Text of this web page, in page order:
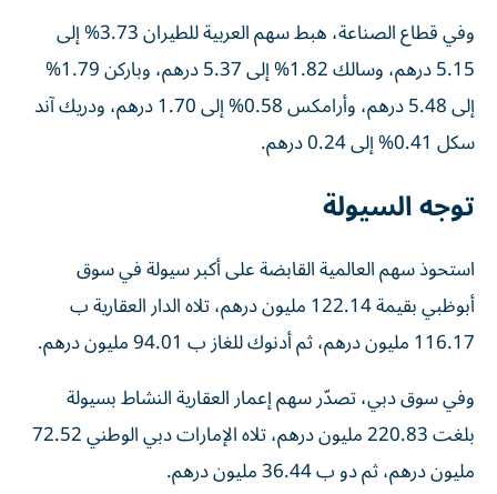
وفي قطاع الصناعة، هبط سهم العربية للطيران 3.73% إلى
5.15 درهم، وسالك 1.82% إلى 5.37 درهم، وباركن 1.79%
إلى 5.48 درهم، وأرامكس 0.58% إلى 1.70 درهم، ودريك آند
سكل 0.41% إلى 0.24 درهم.
توجه السيولة
استحوذ سهم العالمية القابضة على أكبر سيولة في سوق
أبوظبي بقيمة 122.14 مليون درهم، تلاه الدار العقارية ب
116.17 مليون درهم، ثم أدنوك للغاز ب 94.01 مليون درهم.
وفي سوق دبي، تصدّر سهم إعمار العقارية النشاط بسيولة
بلغت 220.83 مليون درهم، تلاه الإمارات دبي الوطني 72.52
مليون درهم، ثم دو ب 36.44 مليون درهم.